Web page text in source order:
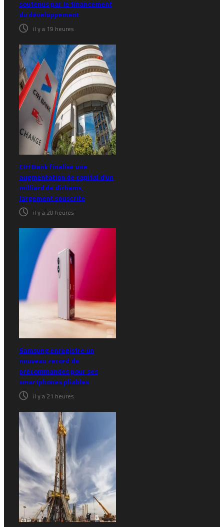
soutenus par le financement
du développement
il y a 19 heures
CIH Bank finalise une
augmentation de capital d’un
milliard de dirhams,
largement souscrite
il y a 20 heures
Samsung enregistre un
nouveau record de
précommandes pour ses
smartphones pliables
il y a 21 heures